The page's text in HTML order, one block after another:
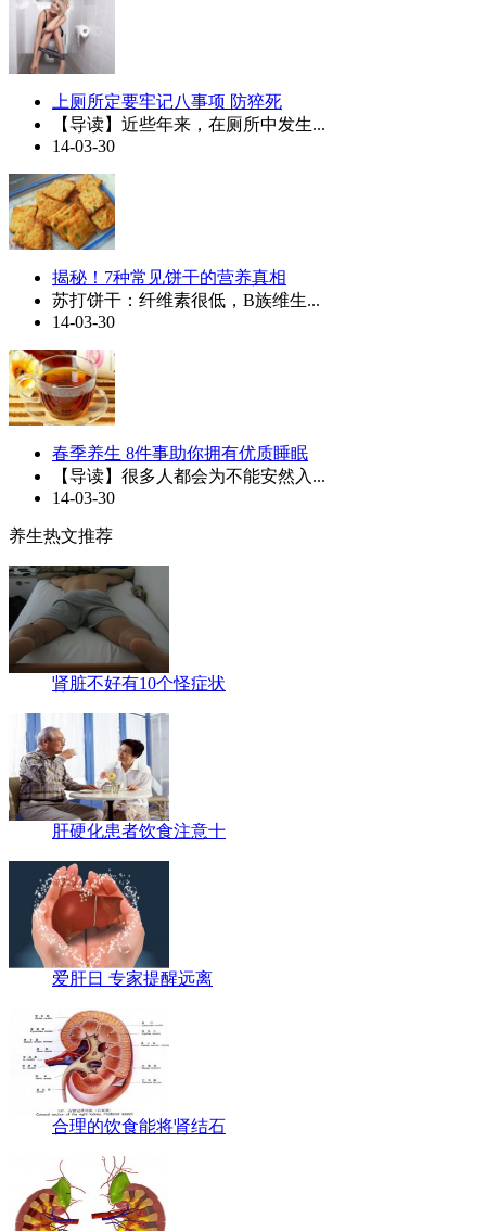
上厕所定要牢记八事项 防猝死
【导读】近些年来，在厕所中发生...
14-03-30
揭秘！7种常见饼干的营养真相
苏打饼干：纤维素很低，B族维生...
14-03-30
春季养生 8件事助你拥有优质睡眠
【导读】很多人都会为不能安然入...
14-03-30
养生热文推荐
肾脏不好有10个怪症状
肝硬化患者饮食注意十
爱肝日 专家提醒远离
合理的饮食能将肾结石